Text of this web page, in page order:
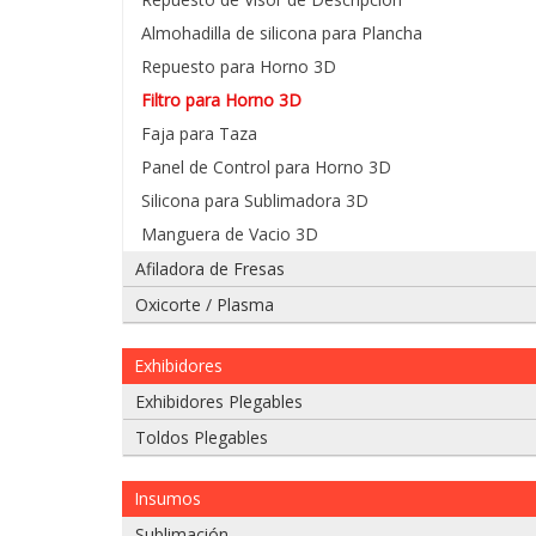
Almohadilla de silicona para Plancha
Repuesto para Horno 3D
Filtro para Horno 3D
Faja para Taza
Panel de Control para Horno 3D
Silicona para Sublimadora 3D
Manguera de Vacio 3D
Afiladora de Fresas
Oxicorte / Plasma
Exhibidores
Exhibidores Plegables
Toldos Plegables
Insumos